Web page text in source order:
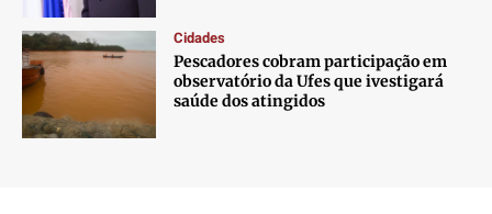
Cidades
Pescadores cobram participação em
observatório da Ufes que ivestigará
saúde dos atingidos